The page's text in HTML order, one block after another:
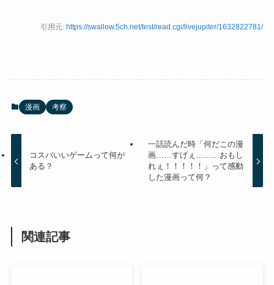
引用元: https://swallow.5ch.net/test/read.cgi/livejupiter/1632822781/
漫画 考察
コスパいいゲームって何が
ある？
一話読んだ時「何だこの漫
画……すげぇ………おもし
れぇ！！！！！」って感動
した漫画って何？
関連記事